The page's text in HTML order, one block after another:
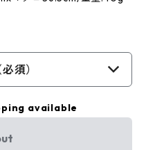
須）
available